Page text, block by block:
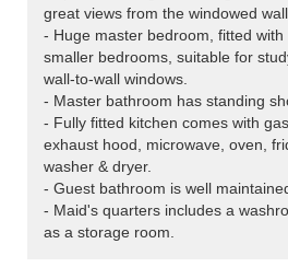
great views from the windowed
- Huge master bedroom, fitted
smaller bedrooms, suitable for
wall-to-wall windows.
- Master bathroom has standing
- Fully fitted kitchen comes with
exhaust hood, microwave, oven,
washer & dryer.
- Guest bathroom is well
- Maid's quarters includes a
as a storage room.